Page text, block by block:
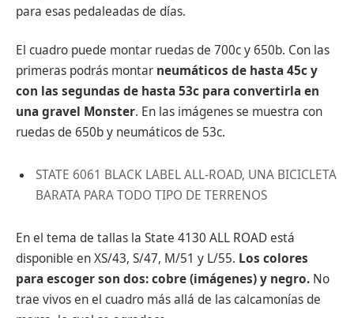
para esas pedaleadas de días.
El cuadro puede montar ruedas de 700c y 650b. Con las
primeras podrás montar neumáticos de hasta 45c y
con las segundas de hasta 53c para convertirla en
una gravel Monster. En las imágenes se muestra con
ruedas de 650b y neumáticos de 53c.
STATE 6061 BLACK LABEL ALL-ROAD, UNA BICICLETA
BARATA PARA TODO TIPO DE TERRENOS
En el tema de tallas la State 4130 ALL ROAD está
disponible en XS/43, S/47, M/51 y L/55. Los colores
para escoger son dos: cobre (imágenes) y negro. No
trae vivos en el cuadro más allá de las calcamonías de